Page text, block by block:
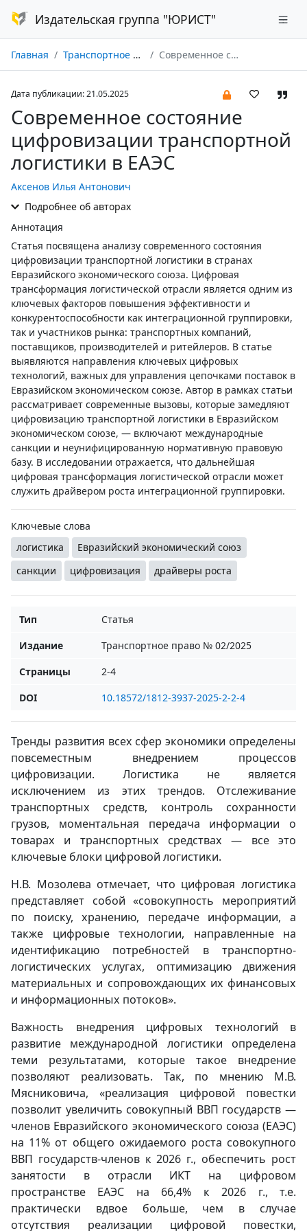
Издательская группа "ЮРИСТ"
Главная Транспортное право № 02/2025 Современное состояние цифровизации транспортной логистики в ЕАЭС
Дата публикации: 21.05.2025
Современное состояние
цифровизации транспортной
логистики в ЕАЭС
Аксенов Илья Антонович
Подробнее об авторах
Аннотация
Статья посвящена анализу современного состояния
цифровизации транспортной логистики в странах
Евразийского экономического союза. Цифровая
трансформация логистической отрасли является одним из
ключевых факторов повышения эффективности и
конкурентоспособности как интеграционной группировки,
так и участников рынка: транспортных компаний,
поставщиков, производителей и ритейлеров. В статье
выявляются направления ключевых цифровых
технологий, важных для управления цепочками поставок в
Евразийском экономическом союзе. Автор в рамках статьи
рассматривает современные вызовы, которые замедляют
цифровизацию транспортной логистики в Евразийском
экономическом союзе, — включают международные
санкции и неунифицированную нормативную правовую
базу. В исследовании отражается, что дальнейшая
цифровая трансформация логистической отрасли может
служить драйвером роста интеграционной группировки.
Ключевые слова
логистика
Евразийский экономический союз
санкции
цифровизация драйверы роста
Тип
Статья
Издание
Транспортное право № 02/2025
Страницы
2-4
DOI
10.18572/1812-3937-2025-2-2-4
Тренды развития всех сфер экономики определены
повсеместным внедрением процессов
цифровизации. Логистика не является
исключением из этих трендов. Отслеживание
транспортных средств, контроль сохранности
грузов, моментальная передача информации о
товарах и транспортных средствах — все это
ключевые блоки цифровой логистики.
Н.В. Мозолева отмечает, что цифровая логистика
представляет собой «совокупность мероприятий
по поиску, хранению, передаче информации, а
также цифровые технологии, направленные на
идентификацию потребностей в транспортно-
логистических услугах, оптимизацию движения
материальных и сопровождающих их финансовых
и информационных потоков».
Важность внедрения цифровых технологий в
развитие международной логистики определена
теми результатами, которые такое внедрение
позволяют реализовать. Так, по мнению М.В.
Мясниковича, «реализация цифровой повестки
позволит увеличить совокупный ВВП государств —
членов Евразийского экономического союза (ЕАЭС)
на 11% от общего ожидаемого роста совокупного
ВВП государств-членов к 2026 г., обеспечить рост
занятости в отрасли ИКТ на цифровом
пространстве ЕАЭС на 66,4% к 2026 г., т.е.
практически вдвое больше, чем в случае
отсутствия реализации цифровой повестки,